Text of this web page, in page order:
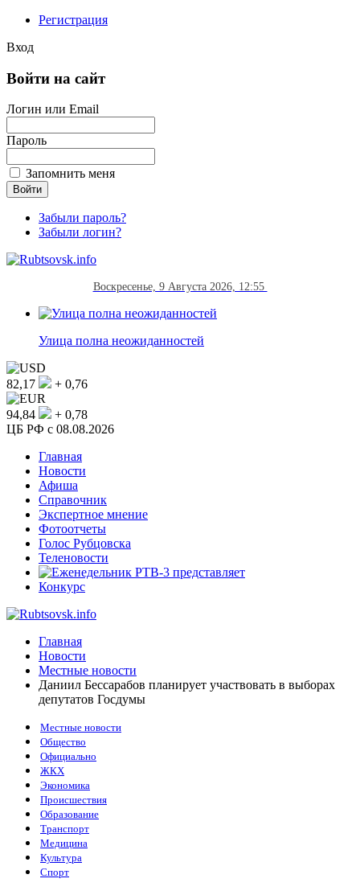
Регистрация
Вход
Войти на сайт
Логин или Email
Пароль
Запомнить меня
Забыли пароль?
Забыли логин?
Воскресенье, 9 Августа 2026, 12:55
Улица полна неожиданностей
82,17 + 0,76
94,84
+ 0,78
ЦБ РФ c 08.08.2026
Главная
Новости
Афиша
Справочник
Экспертное мнение
Фотоотчеты
Голос Рубцовска
Теленовости
Конкурс
Главная
Новости
Местные новости
Даниил Бессарабов планирует участвовать в выборах
депутатов Госдумы
Местные новости
Общество
Официально
ЖКХ
Экономика
Происшествия
Образование
Транспорт
Медицина
Культура
Спорт